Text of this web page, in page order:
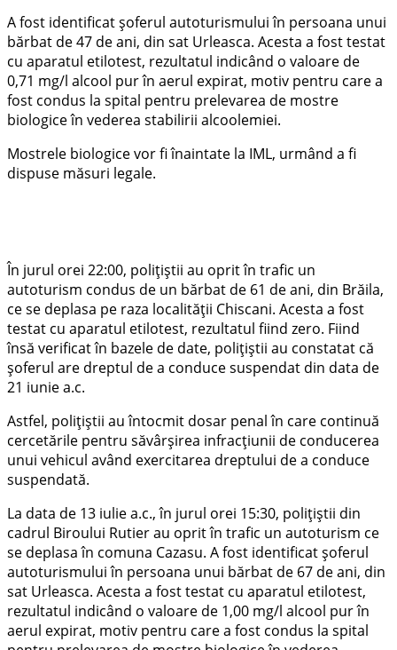
A fost identificat șoferul autoturismului în persoana unui
bărbat de 47 de ani, din sat Urleasca. Acesta a fost testat
cu aparatul etilotest, rezultatul indicând o valoare de
0,71 mg/l alcool pur în aerul expirat, motiv pentru care a
fost condus la spital pentru prelevarea de mostre
biologice în vederea stabilirii alcoolemiei.
Mostrele biologice vor fi înaintate la IML, urmând a fi
dispuse măsuri legale.
În jurul orei 22:00, polițiștii au oprit în trafic un
autoturism condus de un bărbat de 61 de ani, din Brăila,
ce se deplasa pe raza localității Chiscani. Acesta a fost
testat cu aparatul etilotest, rezultatul fiind zero. Fiind
însă verificat în bazele de date, polițiștii au constatat că
șoferul are dreptul de a conduce suspendat din data de
21 iunie a.c.
Astfel, polițiștii au întocmit dosar penal în care continuă
cercetările pentru săvârșirea infracțiunii de conducerea
unui vehicul având exercitarea dreptului de a conduce
suspendată.
La data de 13 iulie a.c., în jurul orei 15:30, polițiștii din
cadrul Biroului Rutier au oprit în trafic un autoturism ce
se deplasa în comuna Cazasu. A fost identificat șoferul
autoturismului în persoana unui bărbat de 67 de ani, din
sat Urleasca. Acesta a fost testat cu aparatul etilotest,
rezultatul indicând o valoare de 1,00 mg/l alcool pur în
aerul expirat, motiv pentru care a fost condus la spital